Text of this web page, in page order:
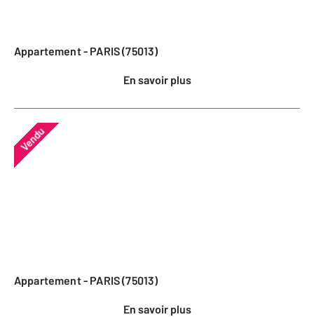
Appartement - PARIS (75013)
En savoir plus
Vendu
Appartement - PARIS (75013)
En savoir plus